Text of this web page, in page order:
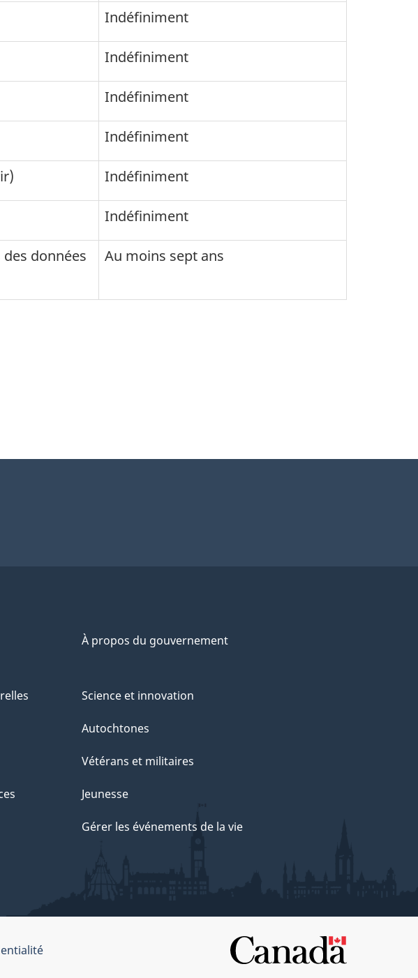
Indéfiniment
Indéfiniment
Indéfiniment
Indéfiniment
Indéfiniment
Indéfiniment
données
Au moins sept ans
À propos du gouvernement
Science et innovation
Autochtones
Vétérans et militaires
Jeunesse
Gérer les événements de la vie